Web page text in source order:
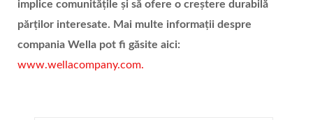
implice comunitățile și să ofere o creștere durabilă
părților interesate. Mai multe informații despre
compania Wella pot fi găsite aici:
www.wellacompany.com.